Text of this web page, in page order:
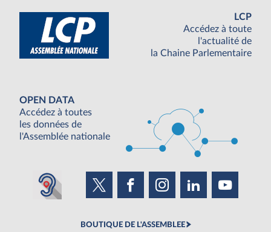
LCP
Accédez à toute
l'actualité de
la Chaine Parlementaire
OPEN DATA
Accédez à toutes
les données de
l'Assemblée nationale
BOUTIQUE DE L'ASSEMBLEE